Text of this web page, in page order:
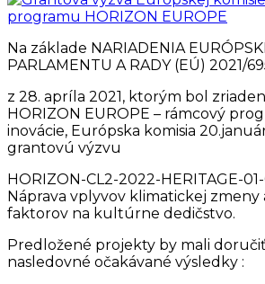
Na základe NARIADENIA
PARLAMENTU A RADY (EÚ) 2021/
z 28. apríla 2021, ktorým bol
HORIZON EUROPE – rámcový
inovácie, Európska komisia
grantovú výzvu
HORIZON-CL2-2022-HERITAGE-
Náprava vplyvov klimatickej
faktorov na kultúrne dedičstvo.
Predložené projekty by mali
nasledovné očakávané výsledky :